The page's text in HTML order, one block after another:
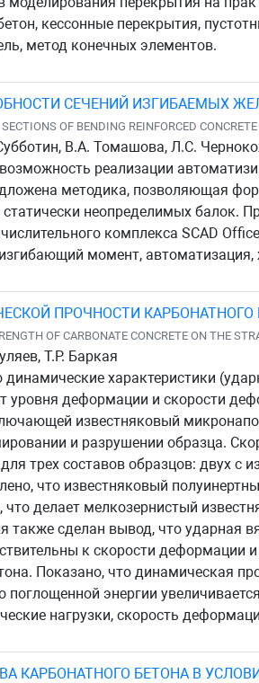
кессонные перекрытия,
метод конечных элементов.
СЕЧЕНИЙ ИЗГИБАЕМЫХ
OF BENDING REINFORCED
В.А. Томашова, Л.С.
реализации
методика, позволяющая
неопределимых балок.
комплекса SCAD
момент,
ПРОЧНОСТИ
OF CARBONATE CONCRETE ON THE
Т.Р. Баркая
динамические характеристики
уровня деформации и скорости
известняковый
и разрушении образца.
трех составов образцов: двух
что известняковый
что делает мелкозернистый
также сделан вывод, что ударная
к скорости деформации
Показано, что динамическая
энергии
нагрузки, скорость
КАРБОНАТНОГО БЕТОНА В